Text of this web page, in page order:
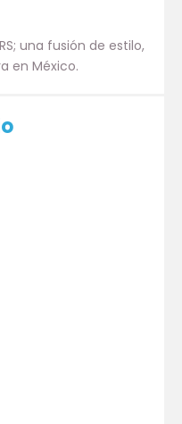
una fusión de estilo,
en México.